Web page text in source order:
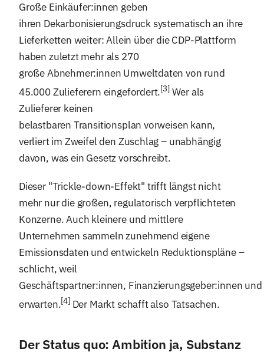
Große Einkäufer:innen geben
ihren Dekarbonisierungsdruck systematisch an ihre
Lieferketten weiter: Allein über die CDP-Plattform
haben zuletzt mehr als 270
große Abnehmer:innen Umweltdaten von rund
45.000 Zulieferern eingefordert.[3]Wer als
Zulieferer keinen
belastbaren Transitionsplan vorweisen kann,
verliert im Zweifel den Zuschlag – unabhängig
davon, was ein Gesetz vorschreibt.
Dieser "Trickle-down-Effekt" trifft längst nicht
mehr nur die großen, regulatorisch verpflichteten
Konzerne. Auch kleinere und mittlere
Unternehmen sammeln zunehmend eigene
Emissionsdaten und entwickeln Reduktionspläne –
schlicht, weil
Geschäftspartner:innen, Finanzierungsgeber:innen
erwarten.[4]Der Markt schafft also Tatsachen.
Der Status quo: Ambition ja, Substanz